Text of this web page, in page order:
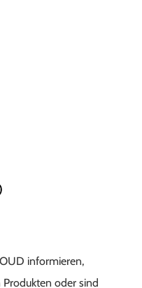
informieren,
oder sind